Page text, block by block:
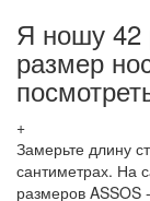
Я ношу 42
размер
+
Замерьте длину
сантиметрах. На
размеров ASSOS